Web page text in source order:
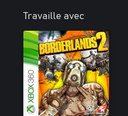
Travaille avec